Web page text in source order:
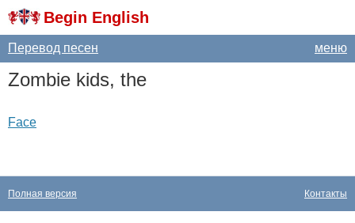
Begin English
меню
Перевод песен
Zombie kids, the
Face
Контакты
Полная версия